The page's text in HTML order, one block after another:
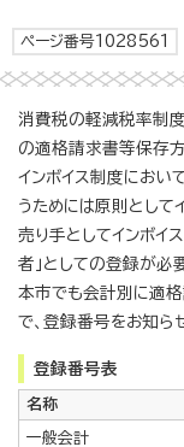
ページ番号1028561
消費税の軽減税率制
の適格請求書等保存方
インボイス制度におい
うためには原則として
売り手としてインボイ
者」としての登録が必
本市でも会計別に適
で、登録番号をお知ら
登録番号表
名称
一般会計